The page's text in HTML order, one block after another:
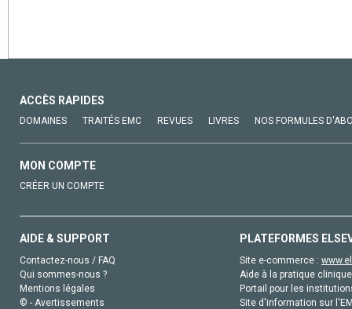
ACCÈS RAPIDES
DOMAINES TRAITÉS EMC REVUES LIVRES NOS FORMULES
MON COMPTE
CRÉER UN COMPTE
AIDE & SUPPORT
Contactez-nous / FAQ
Qui sommes-nous ?
Mentions légales
© - Avertissements
PLATEFORMES
Site e-commerce :
Aide à la pratique
Portail pour les
Site d'information sur